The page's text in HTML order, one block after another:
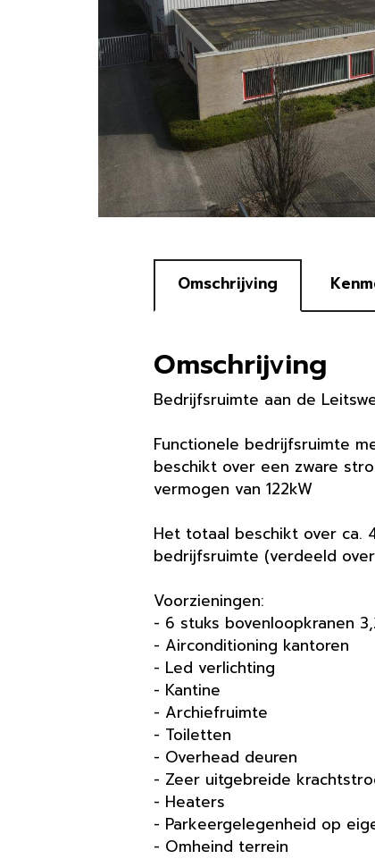
Omschrijving
Omschrijving
Bedrijfsruimte aan de
Functionele bedrijfsruimte
beschikt over een zware
vermogen van 122kW
Het totaal beschikt over ca.
bedrijfsruimte (verdeeld
Voorzieningen:
- 6 stuks bovenloopkranen
- Airconditioning kantoren
- Led verlichting
- Kantine
- Archiefruimte
- Toiletten
- Overhead deuren
- Zeer uitgebreide
- Heaters
- Parkeergelegenheid op
- Omheind terrein